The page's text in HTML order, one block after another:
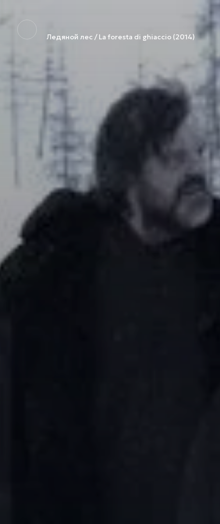
Ледяной лес / La foresta di ghiaccio (2014)